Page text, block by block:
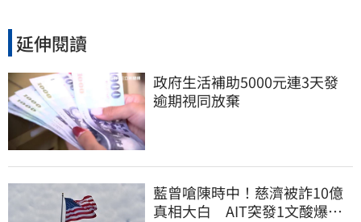
延伸閱讀
政府生活補助5000元連3天發
逾期視同放棄
藍曾嗆陳時中！慈濟被詐10億
真相大白 AIT突發1文酸爆…